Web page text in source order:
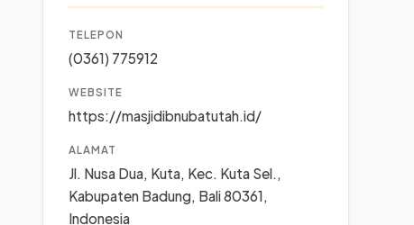
TELEPON
(0361) 775912
WEBSITE
https://masjidibnubatutah.id/
ALAMAT
Jl. Nusa Dua, Kuta, Kec. Kuta Sel.,
Kabupaten Badung, Bali 80361,
Indonesia